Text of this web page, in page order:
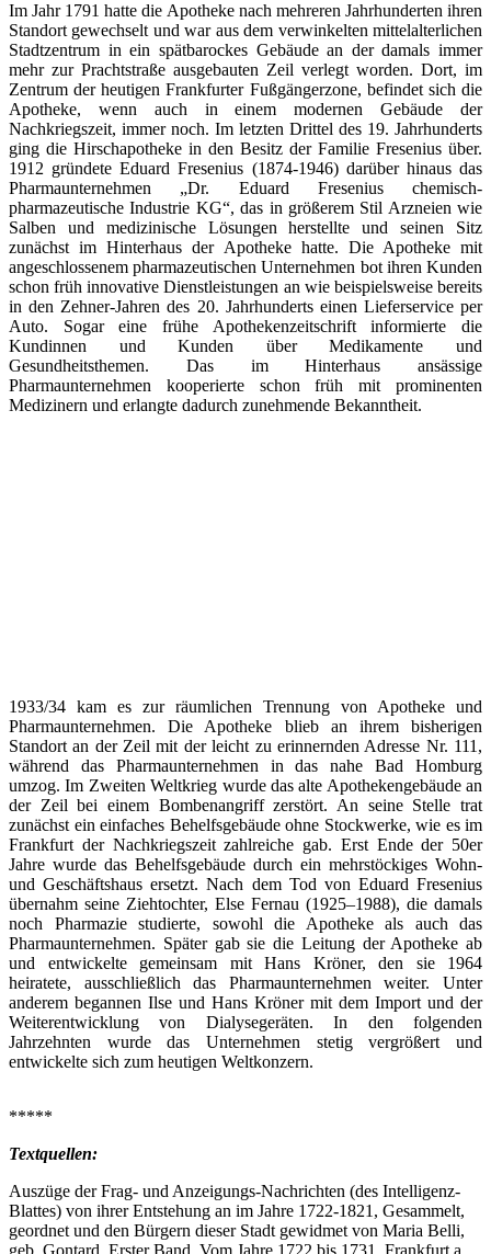
Im Jahr 1791 hatte die Apotheke nach mehreren Jahrhunderten ihren
Standort gewechselt und war aus dem verwinkelten mittelalterlichen
Stadtzentrum in ein spätbarockes Gebäude an der damals immer
mehr zur Prachtstraße ausgebauten Zeil verlegt worden. Dort, im
Zentrum der heutigen Frankfurter Fußgängerzone, befindet sich die
Apotheke, wenn auch in einem modernen Gebäude der
Nachkriegszeit, immer noch. Im letzten Drittel des 19. Jahrhunderts
ging die Hirschapotheke in den Besitz der Familie Fresenius über.
1912 gründete Eduard Fresenius (1874-1946) darüber hinaus das
Pharmaunternehmen „Dr. Eduard Fresenius chemisch-
pharmazeutische Industrie KG“, das in größerem Stil Arzneien wie
Salben und medizinische Lösungen herstellte und seinen Sitz
zunächst im Hinterhaus der Apotheke hatte. Die Apotheke mit
angeschlossenem pharmazeutischen Unternehmen bot ihren Kunden
schon früh innovative Dienstleistungen an wie beispielsweise bereits
in den Zehner-Jahren des 20. Jahrhunderts einen Lieferservice per
Auto. Sogar eine frühe Apothekenzeitschrift informierte die
Kundinnen und Kunden über Medikamente und
Gesundheitsthemen. Das im Hinterhaus ansässige
Pharmaunternehmen kooperierte schon früh mit prominenten
Medizinern und erlangte dadurch zunehmende Bekanntheit.
1933/34 kam es zur räumlichen Trennung von Apotheke und
Pharmaunternehmen. Die Apotheke blieb an ihrem bisherigen
Standort an der Zeil mit der leicht zu erinnernden Adresse Nr. 111,
während das Pharmaunternehmen in das nahe Bad Homburg
umzog. Im Zweiten Weltkrieg wurde das alte Apothekengebäude an
der Zeil bei einem Bombenangriff zerstört. An seine Stelle trat
zunächst ein einfaches Behelfsgebäude ohne Stockwerke, wie es im
Frankfurt der Nachkriegszeit zahlreiche gab. Erst Ende der 50er
Jahre wurde das Behelfsgebäude durch ein mehrstöckiges Wohn-
und Geschäftshaus ersetzt. Nach dem Tod von Eduard Fresenius
übernahm seine Ziehtochter, Else Fernau (1925–1988), die damals
noch Pharmazie studierte, sowohl die Apotheke als auch das
Pharmaunternehmen. Später gab sie die Leitung der Apotheke ab
und entwickelte gemeinsam mit Hans Kröner, den sie 1964
heiratete, ausschließlich das Pharmaunternehmen weiter. Unter
anderem begannen Ilse und Hans Kröner mit dem Import und der
Weiterentwicklung von Dialysegeräten. In den folgenden
Jahrzehnten wurde das Unternehmen stetig vergrößert und
entwickelte sich zum heutigen Weltkonzern.
*****
Textquellen:
Auszüge der Frag- und Anzeigungs-Nachrichten (des Intelligenz-
Blattes) von ihrer Entstehung an im Jahre 1722-1821, Gesammelt,
geordnet und den Bürgern dieser Stadt gewidmet von Maria Belli,
geb. Gontard, Erster Band, Vom Jahre 1722 bis 1731, Frankfurt a.